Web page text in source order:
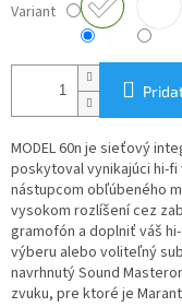
Variant
MODEL 60n je sieťový
poskytoval vynikajúci hi-
nástupcom obľúbeného
vysokom rozlíšení cez
gramofón a doplniť váš
výberu alebo voliteľný
navrhnutý Sound
zvuku, pre ktoré je